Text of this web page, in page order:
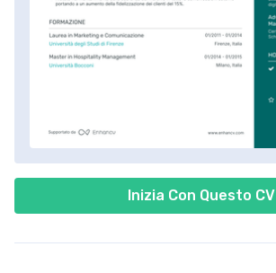
Inizia Con Questo CV